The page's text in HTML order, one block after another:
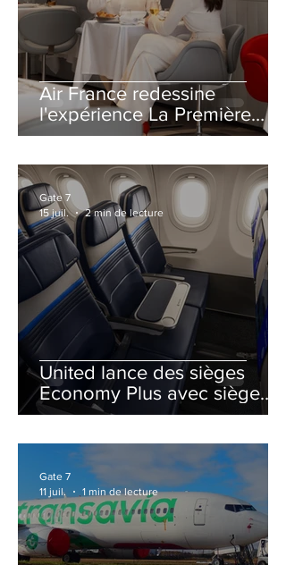
Air France redessine
l'expérience La Première
avec un salon entièrement
United lance des sièges
Economy Plus avec siège
central neutralisé
Gate 7
15 juil.
2 min de lecture
Gate 7
11 juil.
1 min de lecture